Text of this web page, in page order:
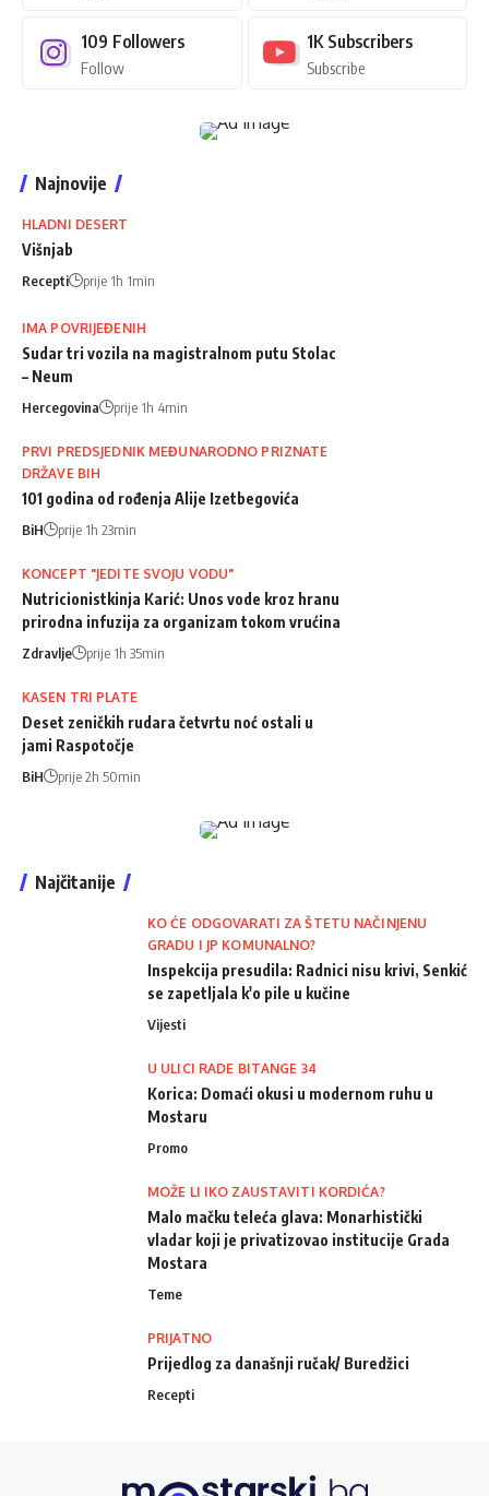
109 Followers
Follow
1K Subscribers
Subscribe
Najnovije
HLADNI DESERT
Višnjab
Recepti prije 1h 1min
IMA POVRIJEĐENIH
Sudar tri vozila na magistralnom putu Stolac
– Neum
Hercegovina prije 1h 4min
PRVI PREDSJEDNIK MEĐUNARODNO PRIZNATE
DRŽAVE BIH
101 godina od rođenja Alije Izetbegovića
BiH prije 1h 23min
KONCEPT "JEDITE SVOJU VODU"
Nutricionistkinja Karić: Unos vode kroz hranu
prirodna infuzija za organizam tokom vrućina
Zdravlje prije 1h 35min
KASEN TRI PLATE
Deset zeničkih rudara četvrtu noć ostali u
jami Raspotočje
BiH prije 2h 50min
Najčitanije
KO ĆE ODGOVARATI ZA ŠTETU NAČINJENU
GRADU I JP KOMUNALNO?
Inspekcija presudila: Radnici nisu krivi, Senkić
se zapetljala k'o pile u kučine
Vijesti
U ULICI RADE BITANGE 34
Korica: Domaći okusi u modernom ruhu u
Mostaru
Promo
MOŽE LI IKO ZAUSTAVITI KORDIĆA?
Malo mačku teleća glava: Monarhistički
vladar koji je privatizovao institucije Grada
Mostara
Teme
PRIJATNO
Prijedlog za današnji ručak/ Buredžici
Recepti